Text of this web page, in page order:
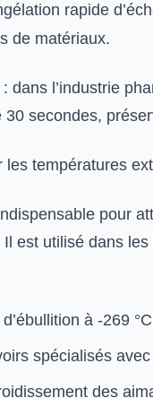
rapide
de matériaux.
dans l’industrie
secondes,
les températures
pour
est utilisé dans
à -269
spécialisés
des